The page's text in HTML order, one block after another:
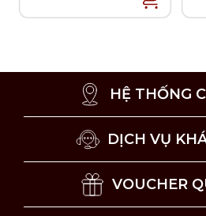
HỆ THỐNG
DỊCH VỤ
VOUCHER